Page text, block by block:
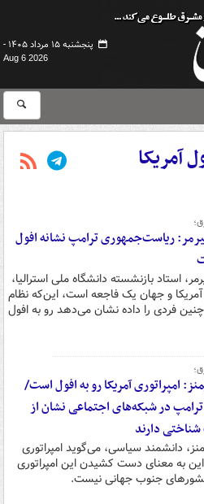
پنجشنبه ۱۵ مرداد ۱۴۰۵ -
Aug 6 2026
آمریکا
ریاست‌جمهوری ترامپ نشانه افول
استاد بازنشسته دانشگاه ملی استرالیا،
و جهان یک فاجعه است، این‌که نظام
فردی را داده نشان می‌دهد رو به افول
امپراتوری آمریکا رو به افول است/
در شبکه‌های اجتماعی نشان از
دارند
دانشمند سیاسی، می‌گوید امپراتوری
به معنای دست کشیدن این امپراتوری
جنوب جهانی نیست.